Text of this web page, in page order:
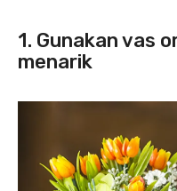
1. Gunakan vas
menarik